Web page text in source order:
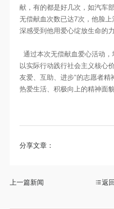
献，有的都是好几次，如汽车
无偿献血次数已达7次，他脸
深感受到他用爱心绽放生命的力
通过本次无偿献血爱心活动，
以实际行动践行社会主义核心
友爱、互助、进步”的志愿者精
热爱生活、积极向上的精神面貌
分享文章：
上一篇新闻 返